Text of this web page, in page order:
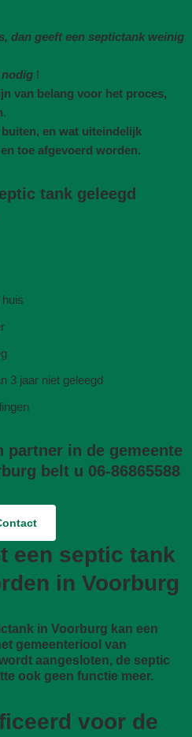
dan geeft een septictank weinig
!
van belang voor het proces,
.
en wat uiteindelijk
toe afgevoerd worden.
tank geleegd
3 jaar niet geleegd
partner in de gemeente
belt u 06-86865588
een septic tank
in Voorburg
in Voorburg kan een
gemeenteriool van
aangesloten, de septic
ook geen functie meer.
voor de